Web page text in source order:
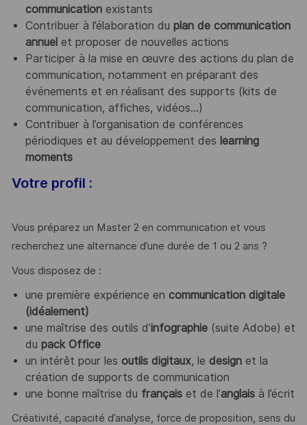
communicationexistants
Contribuer à l’élaboration du plan de communication
annuelet proposer de nouvelles actions
Participer à la mise en œuvre des actions du plan de
communication, notamment en préparant des
événements et en réalisant des supports (kits de
communication, affiches, vidéos…)
Contribuer à l’organisation de conférences
périodiques et au développement des learning
moments
Votre profil :
Vous préparez un Master 2 en communication et vous
recherchez une alternance d’une durée de 1 ou 2 ans ?
Vous disposez de :
une première expérience en communication digitale
(idéalement)
une maîtrise des outils d’infographie(suite Adobe) et
du pack Office
un intérêt pour les outils digitaux, le designet la
création de supports de communication
une bonne maîtrise du françaiset de l’anglaisà l’écrit
Créativité, capacité d’analyse, force de proposition, sens du